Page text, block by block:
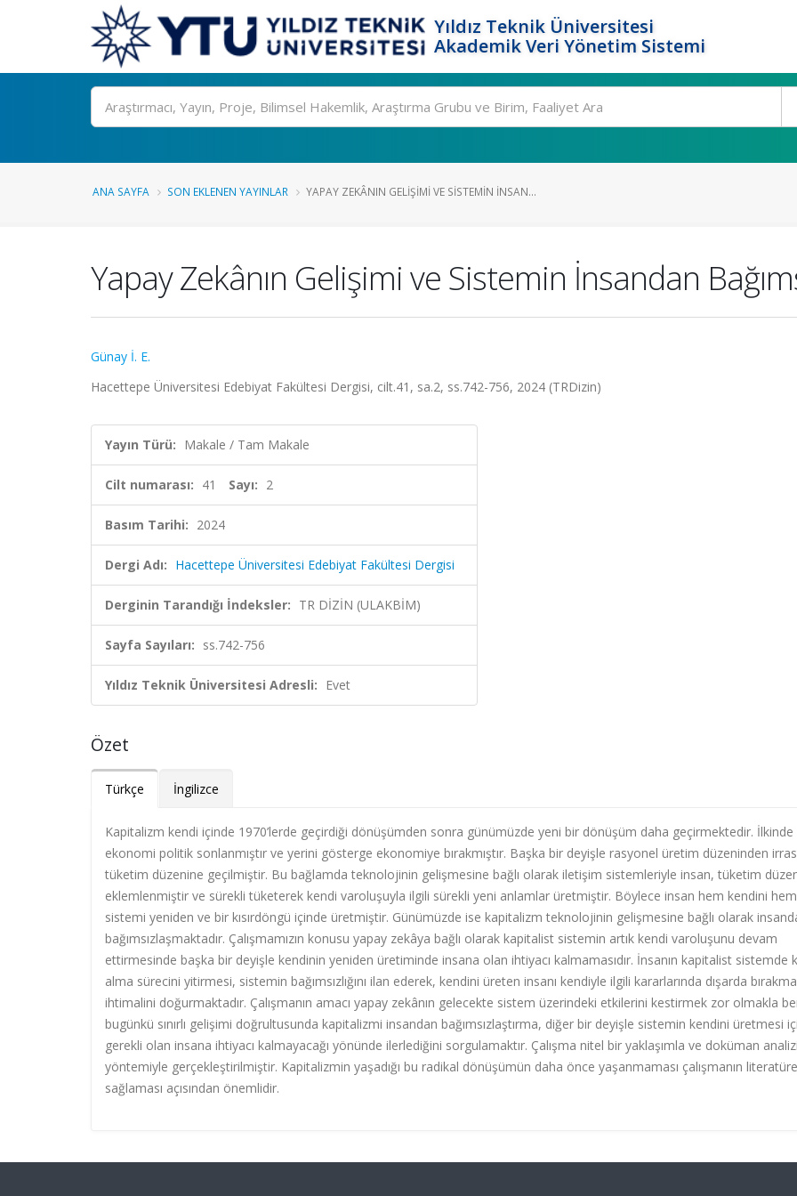
Yıldız Teknik Üniversitesi
Akademik Veri Yönetim Sistemi
Ara
ANA SAYFA SON EKLENEN YAYINLAR YAPAY ZEKÂNIN GELIŞIMI VE SISTEMIN İNSAN...
Yapay Zekânın Gelişimi ve Sistemin İnsandan
Günay İ. E.
Hacettepe Üniversitesi Edebiyat Fakültesi Dergisi, cilt.41, sa.2, ss.742-756, 2024 (TRDizin)
Yayın Türü: Makale / Tam Makale
Cilt numarası: 41 Sayı: 2
Basım Tarihi: 2024
Dergi Adı: Hacettepe Üniversitesi Edebiyat Fakültesi Dergisi
Derginin Tarandığı İndeksler: TR DİZİN (ULAKBİM)
Sayfa Sayıları: ss.742-756
Yıldız Teknik Üniversitesi Adresli: Evet
Özet
Türkçe İngilizce
Kapitalizm kendi içinde 1970’lerde geçirdiği dönüşümden sonra günümüzde yeni bir dönüşüm daha geçirmektedir. İlkinde
ekonomi politik sonlanmıştır ve yerini gösterge ekonomiye bırakmıştır. Başka bir deyişle rasyonel üretim düzeninden
tüketim düzenine geçilmiştir. Bu bağlamda teknolojinin gelişmesine bağlı olarak iletişim sistemleriyle insan, tüketim
eklemlenmiştir ve sürekli tüketerek kendi varoluşuyla ilgili sürekli yeni anlamlar üretmiştir. Böylece insan hem kendini
sistemi yeniden ve bir kısırdöngü içinde üretmiştir. Günümüzde ise kapitalizm teknolojinin gelişmesine bağlı olarak
bağımsızlaşmaktadır. Çalışmamızın konusu yapay zekâya bağlı olarak kapitalist sistemin artık kendi varoluşunu devam
ettirmesinde başka bir deyişle kendinin yeniden üretiminde insana olan ihtiyacı kalmamasıdır. İnsanın kapitalist sistemde
alma sürecini yitirmesi, sistemin bağımsızlığını ilan ederek, kendini üreten insanı kendiyle ilgili kararlarında dışarda bırakma
ihtimalini doğurmaktadır. Çalışmanın amacı yapay zekânın gelecekte sistem üzerindeki etkilerini kestirmek zor olmakla
bugünkü sınırlı gelişimi doğrultusunda kapitalizmi insandan bağımsızlaştırma, diğer bir deyişle sistemin kendini üretmesi
gerekli olan insana ihtiyacı kalmayacağı yönünde ilerlediğini sorgulamaktır. Çalışma nitel bir yaklaşımla ve doküman analizi
yöntemiyle gerçekleştirilmiştir. Kapitalizmin yaşadığı bu radikal dönüşümün daha önce yaşanmaması çalışmanın
sağlaması açısından önemlidir.